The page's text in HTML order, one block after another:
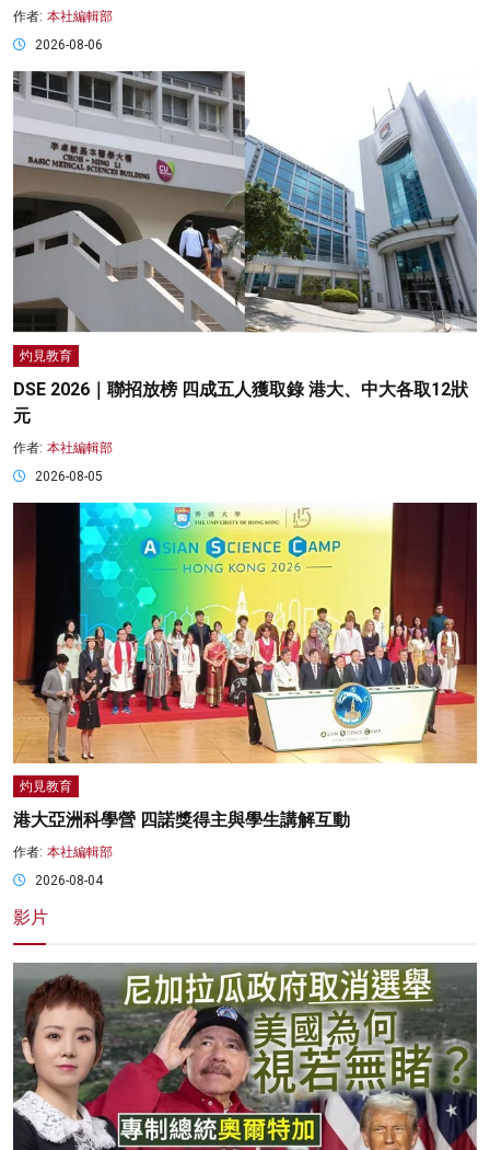
作者: 本社編輯部
2026-08-06
灼見教育
DSE 2026｜聯招放榜 四成五人獲取錄 港大、中大各取12狀
元
作者: 本社編輯部
2026-08-05
灼見教育
港大亞洲科學營 四諾獎得主與學生講解互動
作者: 本社編輯部
2026-08-04
影片